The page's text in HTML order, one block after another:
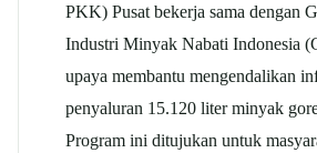
PKK) Pusat bekerja sama dengan
Industri Minyak Nabati Indonesia
upaya membantu mengendalikan
penyaluran 15.120 liter minyak
Program ini ditujukan untuk